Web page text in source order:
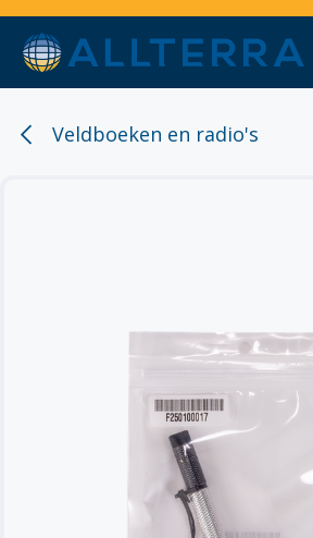
Overslaan naar inhoud
Veldboeken en radio's